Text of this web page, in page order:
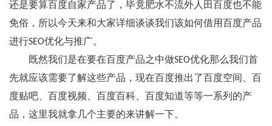
还是要算百度自家产品了，毕竟肥水不流外人田百度也不能
免俗，所以今天来和大家详细谈谈我们该如何借用百度产品
进行SEO优化与推广。
既然我们是在要在百度产品之中做SEO优化那么我们首
先就应该需要了解这些产品，现在百度推出了百度空间、百
度贴吧、百度视频、百度百科、百度知道等等一系列的产
品，这里我就拿几个主要的来讲解一下。